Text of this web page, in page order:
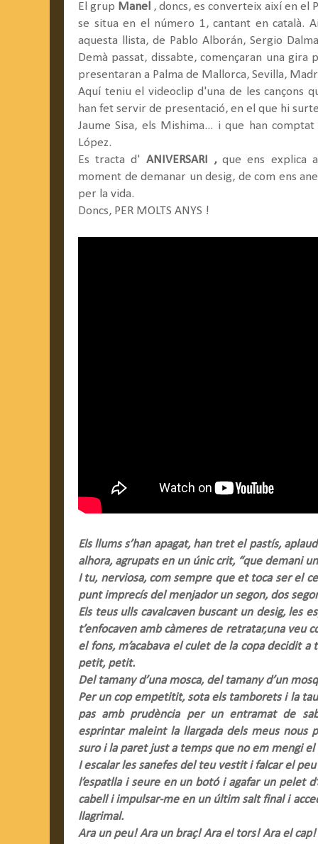
El grup Manel , doncs, es converteix així en
se situa en el número 1, cantant en català.
aquesta llista, de Pablo Alborán, Sergio
Demà passat, dissabte, començaran una
presentaran a Palma de Mallorca, Sevilla,
Aquí teniu el videoclip d'una de les cançons
han fet servir de presentació, en el que hi
Jaume Sisa, els Mishima... i que han
López.
Es tracta d' ANIVERSARI ,que ens explica
moment de demanar un desig, de com ens
per la vida.
Doncs, PER MOLTS ANYS !
Els llums s’han apagat, han tret el pastís,
alhora, agrupats en un únic crit, “que demani
I tu, nerviosa, com sempre que et toca ser el
punt imprecís del menjador un segon, dos
Els teus ulls cavalcaven buscant un desig, les
t’enfocaven amb càmeres de retratar,una veu
el fons, m’acabava el culet de la copa decidit
petit, petit.
Del tamany d’una mosca, del tamany d’un
Per un cop empetitit, sota els tamborets i la
pas amb prudència per un entramat de
esprintar maleint la llargada dels meus nous
suro i la paret just a temps que no em mengi el
I escalar les sanefes del teu vestit i falcar el
l’espatlla i seure en un botó i agafar un pelet
cabell i impulsar-me en un últim salt final i
llagrimal.
Ara un peu! Ara un braç! Ara el tors! Ara el cap!